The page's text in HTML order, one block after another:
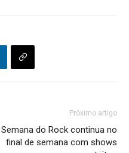
Próximo artigo
Semana do Rock continua no
final de semana com shows